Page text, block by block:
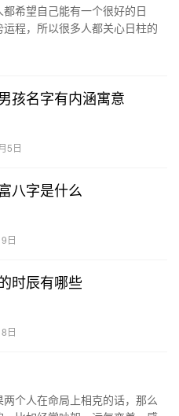
希望自己能有一个很好的日
程，所以很多人都关心日柱的
孩名字有内涵寓意
5日
八字是什么
日
时辰有哪些
日
个人在命局上相克的话，那么